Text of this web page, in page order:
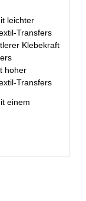
leichter
Transfers
Klebekraft
hoher​
Transfers
einem